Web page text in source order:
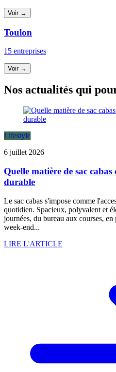
Voir →
Toulon
15 entreprises
Voir →
Nos actualités qui
Lifestyle
6 juillet 2026
Quelle matière de sac
durable
Le sac cabas s'impose comme
quotidien. Spacieux, polyvalent et
journées, du bureau aux courses, en
week-end...
LIRE L'ARTICLE